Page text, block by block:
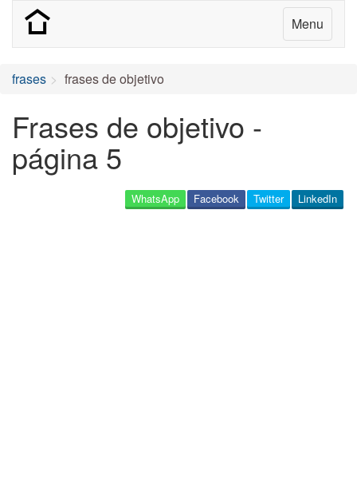
Menu
frases frases de objetivo
Frases de objetivo -
página 5
LinkedIn
Twitter
Facebook
WhatsApp